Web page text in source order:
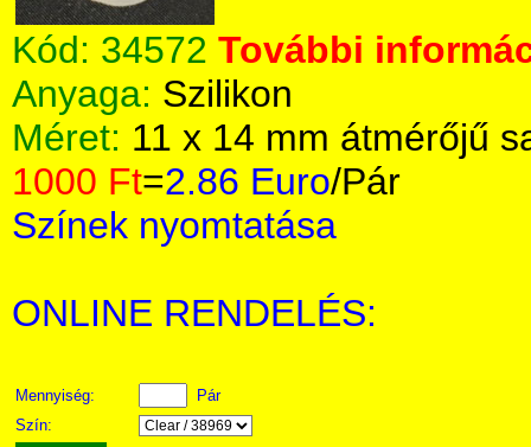
Kód: 34572 További
Anyaga: Szilikon
Méret: 11 x 14 mm átmérőjű
1000 Ft=2.86 Euro/Pár
Színek nyomtatása
ONLINE RENDELÉS:
Mennyiség:
Pár
Szín: